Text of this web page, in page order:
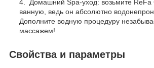
Домашний Spa-уход: возьмите ReFa
ванную, ведь он абсолютно
Дополните водную процедуру
массажем!
Свойства и параметры